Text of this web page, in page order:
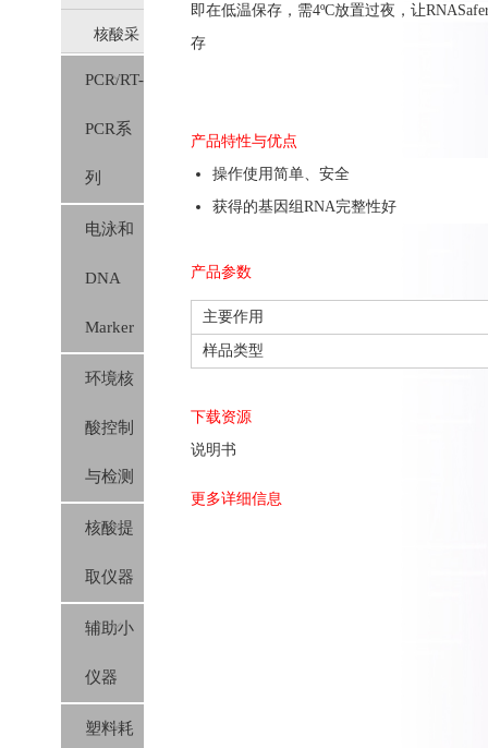
存液
核酸采
样保存
管
PCR/RT-
PCR系
列
电泳和
DNA
Marker
环境核
酸控制
与检测
核酸提
取仪器
辅助小
仪器
塑料耗
即在低温保存，需4ºC放置过夜，让
存
产品特性与优点
操作使用简单、安全
获得的基因组RNA完整性好
产品参数
主要作用
样品类型
下载资源
说明书
更多详细信息